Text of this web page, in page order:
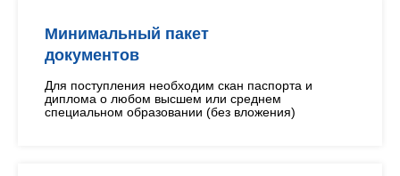
Минимальный пакет
документов
Для поступления необходим скан паспорта и
диплома о любом высшем или среднем
специальном образовании (без вложения)